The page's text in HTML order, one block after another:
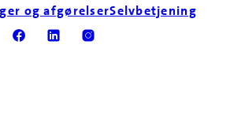
og afgørelserSelvbetjening